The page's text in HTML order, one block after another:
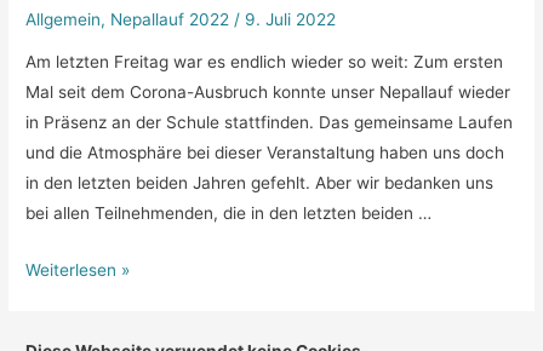
Allgemein, Nepallauf 2022 / 9. Juli 2022
Am letzten Freitag war es endlich wieder so weit: Zum ersten
Mal seit dem Corona-Ausbruch konnte unser Nepallauf wieder
in Präsenz an der Schule stattfinden. Das gemeinsame Laufen
und die Atmosphäre bei dieser Veranstaltung haben uns doch
in den letzten beiden Jahren gefehlt. Aber wir bedanken uns
bei allen Teilnehmenden, die in den letzten beiden …
Nepallauf
Weiterlesen »